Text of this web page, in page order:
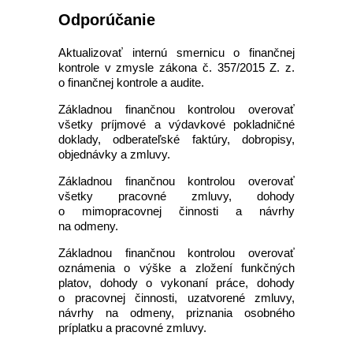
Odporúčanie
Aktualizovať internú smernicu o finančnej
kontrole v zmysle zákona č. 357/2015 Z. z.
o finančnej kontrole a audite.
Základnou finančnou kontrolou overovať
všetky príjmové a výdavkové pokladničné
doklady, odberateľské faktúry, dobropisy,
objednávky a zmluvy.
Základnou finančnou kontrolou overovať
všetky pracovné zmluvy, dohody
o mimopracovnej činnosti a návrhy
na odmeny.
Základnou finančnou kontrolou overovať
oznámenia o výške a zložení funkčných
platov, dohody o vykonaní práce, dohody
o pracovnej činnosti, uzatvorené zmluvy,
návrhy na odmeny, priznania osobného
príplatku a pracovné zmluvy.